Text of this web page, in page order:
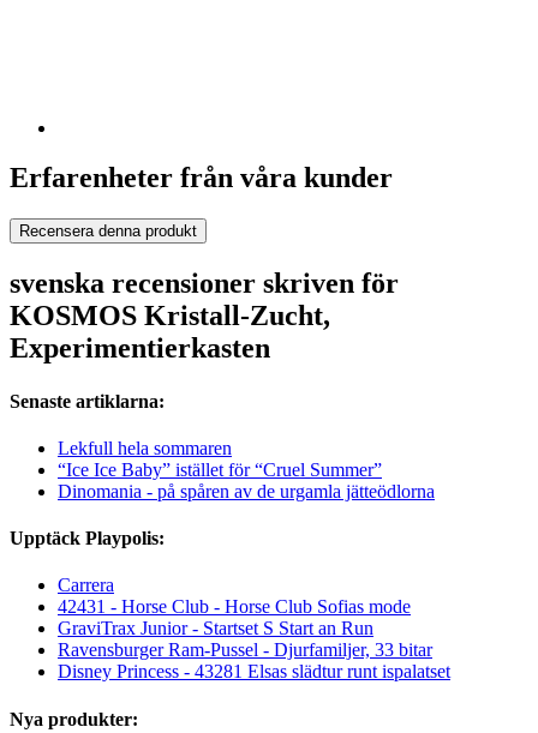
Erfarenheter från våra kunder
Recensera denna produkt
svenska recensioner skriven för
KOSMOS Kristall-Zucht,
Experimentierkasten
Senaste artiklarna:
Lekfull hela sommaren
“Ice Ice Baby” istället för “Cruel Summer”
Dinomania - på spåren av de urgamla jätteödlorna
Upptäck Playpolis:
Carrera
42431 - Horse Club - Horse Club Sofias mode
GraviTrax Junior - Startset S Start an Run
Ravensburger Ram-Pussel - Djurfamiljer, 33 bitar
Disney Princess - 43281 Elsas slädtur runt ispalatset
Nya produkter: